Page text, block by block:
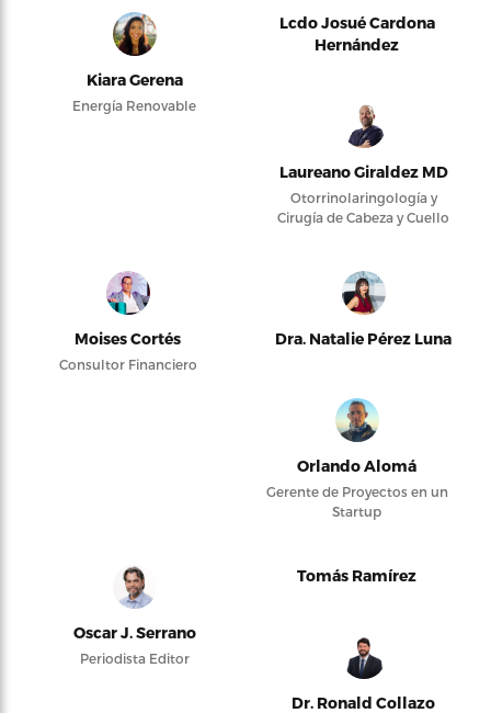
Kiara Gerena
Energía Renovable
Lcdo Josué Cardona
Hernández
Laureano Giraldez MD
Otorrinolaringología y
Cirugía de Cabeza y Cuello
Moises Cortés
Consultor Financiero
Dra. Natalie Pérez Luna
Orlando Alomá
Gerente de Proyectos en un
Startup
Oscar J. Serrano
Periodista Editor
Tomás Ramírez
Dr. Ronald Collazo